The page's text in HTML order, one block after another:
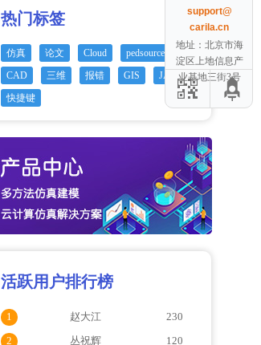
热门标签
仿真 论文 Cloud
pedsource
CAD
三维 报错 GIS
JAVA
快捷键
活跃用户排行榜
1 赵大江
230
2
丛祝辉 120
support@
carila.cn
地址：北京市海
淀区上地信息产
业基地三街3号